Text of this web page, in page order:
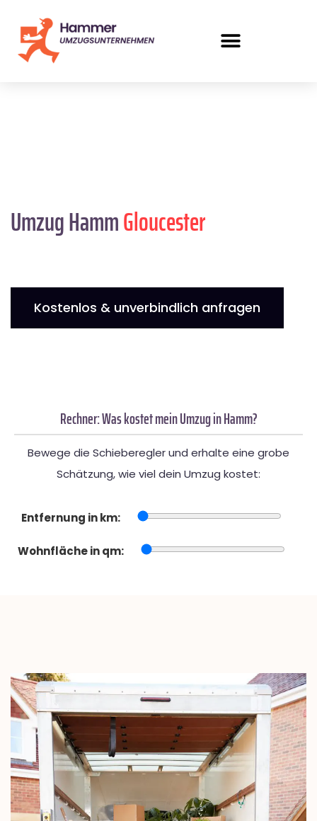
Umzug HammGloucester
Kostenlos & unverbindlich anfragen
Rechner: Was kostet mein Umzug in Hamm?
Bewege die Schieberegler und erhalte eine grobe
Schätzung, wie viel dein Umzug kostet:
Entfernung in km:
Wohnfläche in qm: